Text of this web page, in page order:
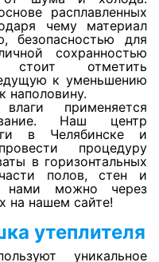
расплавленных
чему материал
безопасностью для
сохранностью
отметить
к уменьшению
наполовину.
применяется
Наш центр
в Челябинске и
процедуру
в горизонтальных
полов, стен и
нами можно через
на нашем сайте!
утеплителя
уникальное